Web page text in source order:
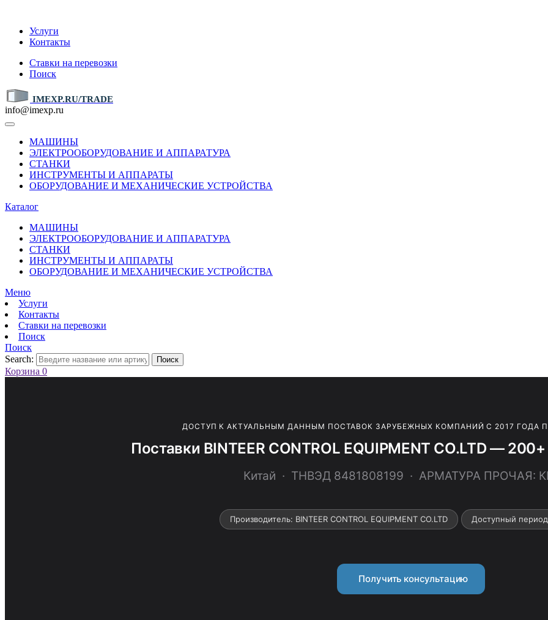
Услуги
Контакты
Ставки на перевозки
Поиск
IMEXP.RU/TRADE
info@imexp.ru
МАШИНЫ
ЭЛЕКТРООБОРУДОВАНИЕ И АППАРАТУРА
СТАНКИ
ИНСТРУМЕНТЫ И АППАРАТЫ
ОБОРУДОВАНИЕ И МЕХАНИЧЕСКИЕ УСТРОЙСТВА
Каталог
МАШИНЫ
ЭЛЕКТРООБОРУДОВАНИЕ И АППАРАТУРА
СТАНКИ
ИНСТРУМЕНТЫ И АППАРАТЫ
ОБОРУДОВАНИЕ И МЕХАНИЧЕСКИЕ УСТРОЙСТВА
Меню
Услуги
Контакты
Ставки на перевозки
Поиск
Поиск
Search:
Поиск
Корзина 0
ДОСТУП К АКТУАЛЬНЫМ ДАННЫМ ПОСТАВОК ЗАРУБЕЖНЫХ КОМПАНИЙ С 2017 ГОДА
Поставки BINTEER CONTROL EQUIPMENT CO.LTD —
Китай · ТНВЭД 8481808199 · АРМАТУРА ПРОЧАЯ:
Производитель: BINTEER CONTROL EQUIPMENT CO.LTD Доступный
Получить консультацию